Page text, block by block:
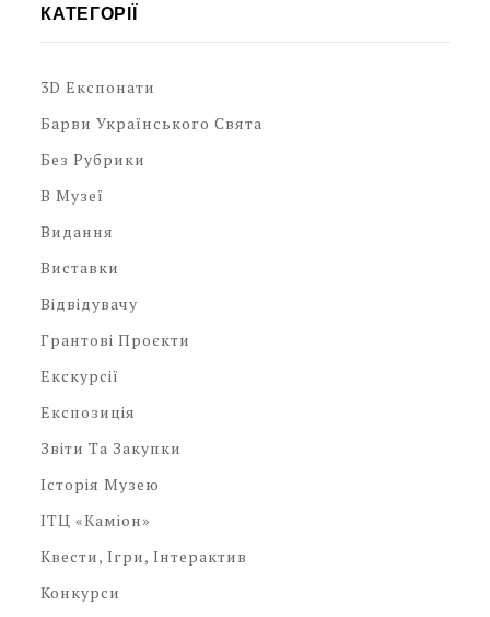
КАТЕГОРІЇ
3D Експонати
Барви Українського Свята
Без Рубрики
В Музеї
Видання
Виставки
Відвідувачу
Грантові Проєкти
Екскурсії
Експозиція
Звіти Та Закупки
Історія Музею
ІТЦ «Каміон»
Квести, Ігри, Інтерактив
Конкурси